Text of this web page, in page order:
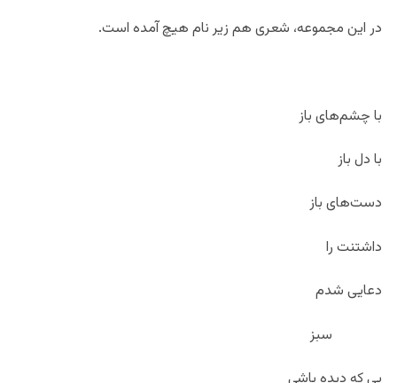
در این مجموعه، شعری هم زیر نام هیچ آمده است.
با چشم‌های باز
با دل باز
دست‌های باز
داشتنت را
دعایی شدم
سبز